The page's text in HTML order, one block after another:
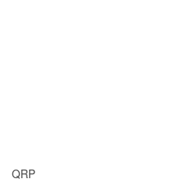
QRP